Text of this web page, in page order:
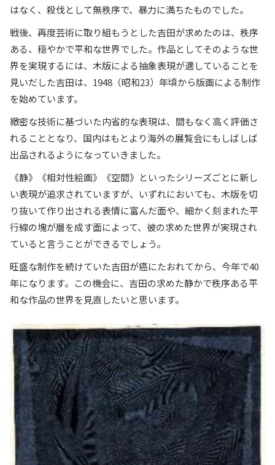
はなく、殺伐として無秩序で、暴力に満ちたものでした。
戦後、再度芸術に取り組もうとした吉田が求めたのは、秩序
ある、穏やかで平和な世界でした。作品としてそのような世
界を実現するには、木版による抽象表現が適していることを
見いだした吉田は、1948（昭和23）年頃から版画による制作
を始めています。
緻密な技術に基づいた内省的な表現は、間もなく高く評価さ
れることとなり、国内はもとより海外の展覧会にもしばしば
出品されるようになっていきました。
《静》《相対性絵画》《空間》といったシリーズごとに新し
い表現が追求されていますが、いずれにおいても、木版を切
り抜いて作り出される表情に富んだ面や、細かく刻まれた平
行線の塊が層を成す面によって、彼の求めた世界が実現され
ていると言うことができるでしょう。
旺盛な制作を続けていた吉田が癌にたおれてから、今年で40
年になります。この機会に、吉田の求めた静かで秩序ある平
和な作品の世界を見直したいと思います。